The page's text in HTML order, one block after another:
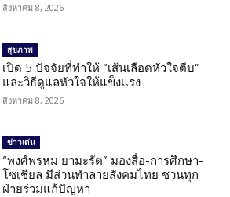
สิงหาคม 8, 2026
สุขภาพ
เปิด 5 ปัจจัยที่ทำให้ “เส้นเลือดหัวใจตีบ”
และวิธีดูแลหัวใจให้แข็งแรง
สิงหาคม 8, 2026
ข่าวเด่น
“พงศ์พรหม ยามะรัต” มองสื่อ-การศึกษา-
โซเชียล มีส่วนทำลายสังคมไทย ชวนทุก
ฝ่ายร่วมแก้ปัญหา